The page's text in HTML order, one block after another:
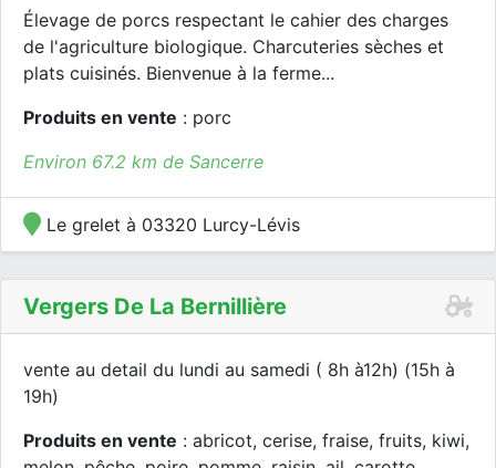
Élevage de porcs respectant le cahier des charges
de l'agriculture biologique. Charcuteries sèches et
plats cuisinés. Bienvenue à la ferme...
Produits en vente : porc
Environ 67.2 km de Sancerre
Le grelet à 03320 Lurcy-Lévis
Vergers De La Bernillière
vente au detail du lundi au samedi ( 8h à12h) (15h à
19h)
Produits en vente : abricot, cerise, fraise, fruits, kiwi,